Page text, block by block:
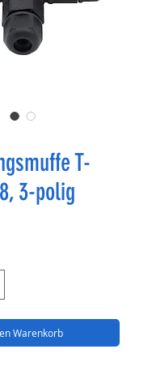
T-
3-polig
Warenkorb